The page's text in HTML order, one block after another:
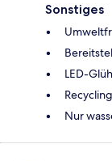
Sonstiges
LED-
Recycling
Nur